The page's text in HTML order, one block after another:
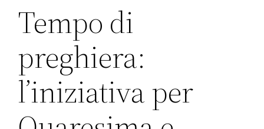
Tempo di
preghiera:
l’iniziativa per